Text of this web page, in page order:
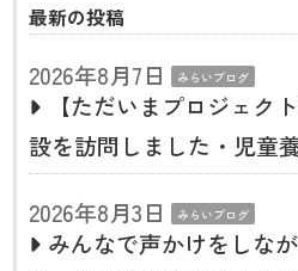
最新の投稿
2026年8月7日 みらいブログ
【ただいまプロジェク
設を訪問しました・児童
2026年8月3日
みらいブログ
みんなで声かけをしな